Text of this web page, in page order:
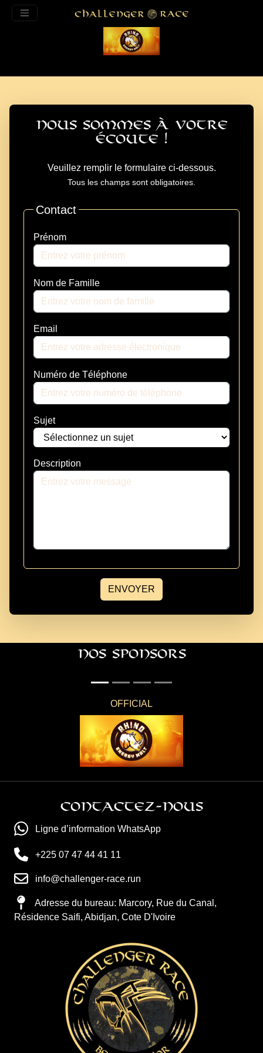
Nous sommes à votre
écoute !
Veuillez remplir le formulaire ci-dessous.
Tous les champs sont obligatoires.
Contact
Prénom
Nom de Famille
Email
Numéro de Téléphone
Sujet
Description
ENVOYER
Nos Sponsors
official
Contactez-nous
Ligne d’information WhatsApp
+225 07 47 44 41 11
info@challenger-race.run
Adresse du bureau: Marcory, Rue du Canal,
Résidence Saifi, Abidjan, Cote D'Ivoire